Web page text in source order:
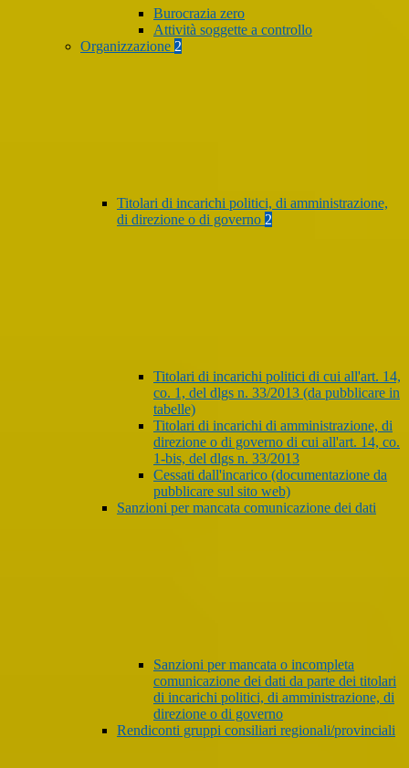
Burocrazia zero
Attività soggette a controllo
Organizzazione 2
Titolari di incarichi politici, di amministrazione,
di direzione o di governo 2
Titolari di incarichi politici di cui all'art. 14,
co. 1, del dlgs n. 33/2013 (da pubblicare in
tabelle)
Titolari di incarichi di amministrazione, di
direzione o di governo di cui all'art. 14, co.
1-bis, del dlgs n. 33/2013
Cessati dall'incarico (documentazione da
pubblicare sul sito web)
Sanzioni per mancata comunicazione dei dati
Sanzioni per mancata o incompleta
comunicazione dei dati da parte dei titolari
di incarichi politici, di amministrazione, di
direzione o di governo
Rendiconti gruppi consiliari regionali/provinciali